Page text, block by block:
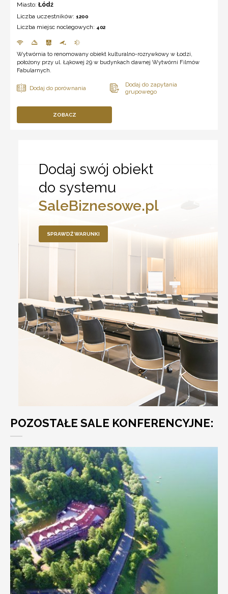
Miasto: Łódź
Liczba uczestników: 1200
Liczba miejsc noclegowych: 402
Wytwórnia to renomowany obiekt kulturalno-rozrywkowy w Łodzi,
położony przy ul. Łąkowej 29 w budynkach dawnej Wytwórni Filmów
Fabularnych.
ZOBACZ
Dodaj swój obiekt
do systemu
SaleBiznesowe.pl
SPRAWDŹ WARUNKI
POZOSTAŁE SALE KONFERENCYJNE: